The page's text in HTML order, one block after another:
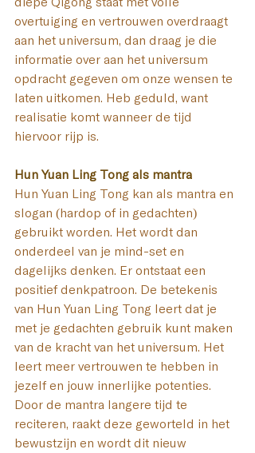
overtuiging en vertrouwen overdraagt
aan het universum, dan draag je die
informatie over aan het universum
opdracht gegeven om onze wensen te
laten uitkomen. Heb geduld, want
realisatie komt wanneer de tijd
hiervoor rijp is.
Hun Yuan Ling Tong als mantra
Hun Yuan Ling Tong kan als mantra en
slogan (hardop of in gedachten)
gebruikt worden. Het wordt dan
onderdeel van je mind-set en
dagelijks denken. Er ontstaat een
positief denkpatroon. De betekenis
van Hun Yuan Ling Tong leert dat je
met je gedachten gebruik kunt maken
van de kracht van het universum. Het
leert meer vertrouwen te hebben in
jezelf en jouw innerlijke potenties.
Door de mantra langere tijd te
reciteren, raakt deze geworteld in het
bewustzijn en wordt dit nieuw